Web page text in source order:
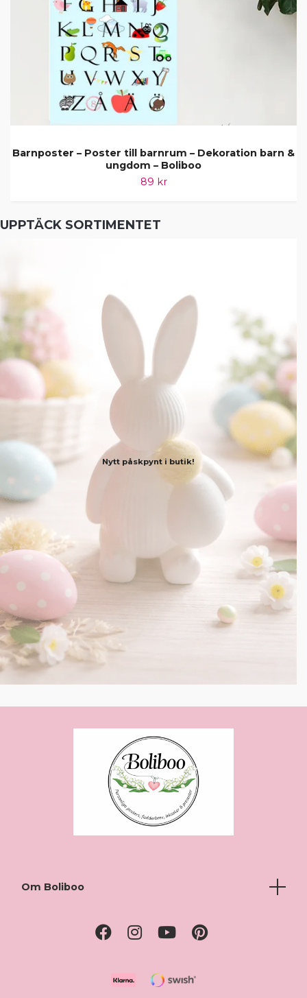
UPPTÄCK SORTIMENTET
Nytt påskpynt i butik!
Barnposter – Poster till barnrum – Dekoration barn &
ungdom – Boliboo
89 kr
Om Boliboo